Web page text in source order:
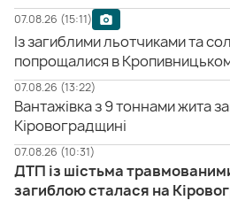
07.08.26 (15:11)
Із загиблими льотчиками та
попрощалися в
07.08.26 (13:22)
Вантажівка з 9 тоннами жита
Кіровоградщині
07.08.26 (10:31)
ДТП із шістьма
загиблою сталася на